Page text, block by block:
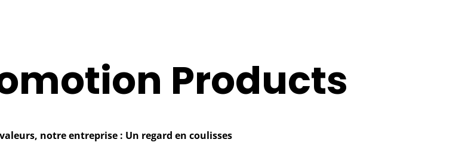
Products
notre entreprise : Un regard en coulisses